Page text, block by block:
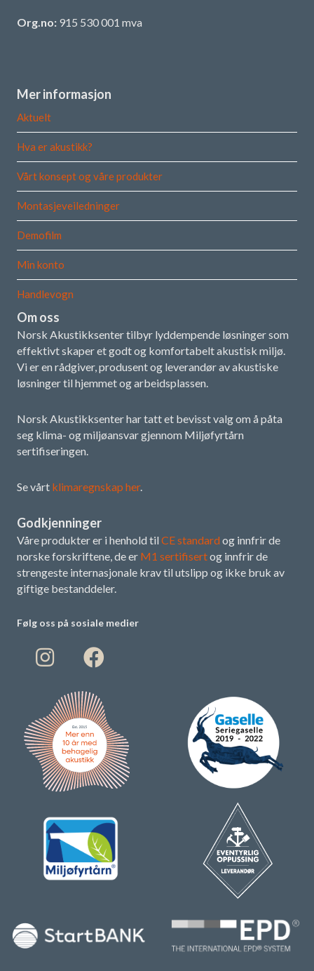
Org.no: 915 530 001 mva
Mer informasjon
Aktuelt
Hva er akustikk?
Vårt konsept og våre produkter
Montasjeveiledninger
Demofilm
Min konto
Handlevogn
Om oss
Norsk Akustikksenter tilbyr lyddempende løsninger som
effektivt skaper et godt og komfortabelt akustisk miljø.
Vi er en rådgiver, produsent og leverandør av akustiske
løsninger til hjemmet og arbeidsplassen.
Norsk Akustikksenter har tatt et bevisst valg om å påta
seg klima- og miljøansvar gjennom Miljøfyrtårn
sertifiseringen.
Se vårt klimaregnskap her.
Godkjenninger
Våre produkter er i henhold til CE standard og innfrir de
norske forskriftene, de er M1 sertifisertog innfrir de
strengeste internasjonale krav til utslipp og ikke bruk av
giftige bestanddeler.
Følg oss på sosiale medier